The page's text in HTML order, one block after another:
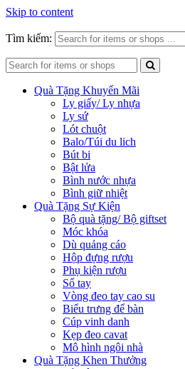
Skip to content
Tìm kiếm:
Quà Tặng Khuyến Mãi
Ly giấy/ Ly nhựa
Ly sứ
Lót chuột
Balo/Túi du lich
Bút bi
Bật lửa
Bình nước nhựa
Bình giữ nhiệt
Quà Tặng Sự Kiện
Bộ quà tặng/ Bộ giftset
Móc khóa
Dù quảng cáo
Hộp đựng rượu
Phụ kiện rượu
Sổ tay
Vòng đeo tay cao su
Biểu trưng để bàn
Cúp vinh danh
Kẹp đeo cavat
Mô hình ngôi nhà
Quà Tặng Khen Thưởng